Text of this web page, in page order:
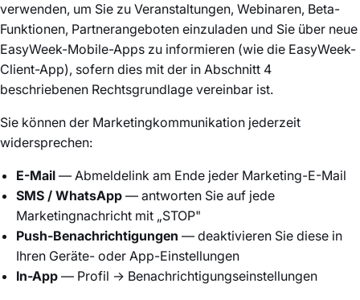
verwenden, um Sie zu Veranstaltungen, Webinaren, Beta-
Funktionen, Partnerangeboten einzuladen und Sie über neue
EasyWeek-Mobile-Apps zu informieren (wie die EasyWeek-
Client-App), sofern dies mit der in Abschnitt 4
beschriebenen Rechtsgrundlage vereinbar ist.
Sie können der Marketingkommunikation jederzeit
widersprechen:
E-Mail — Abmeldelink am Ende jeder Marketing-E-Mail
SMS / WhatsApp — antworten Sie auf jede
Marketingnachricht mit „STOP"
Push-Benachrichtigungen — deaktivieren Sie diese in
Ihren Geräte- oder App-Einstellungen
In-App — Profil → Benachrichtigungseinstellungen